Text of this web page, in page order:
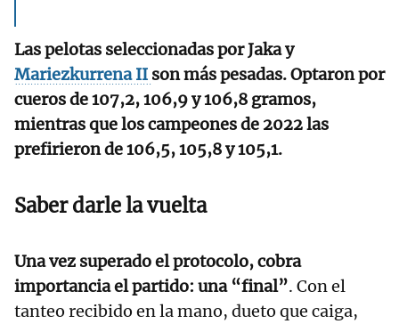
Las pelotas seleccionadas por Jaka y
Mariezkurrena II son más pesadas. Optaron por
cueros de 107,2, 106,9 y 106,8 gramos,
mientras que los campeones de 2022 las
prefirieron de 106,5, 105,8 y 105,1.
Saber darle la vuelta
Una vez superado el protocolo, cobra
importancia el partido: una “final”. Con el
tanteo recibido en la mano, dueto que caiga,